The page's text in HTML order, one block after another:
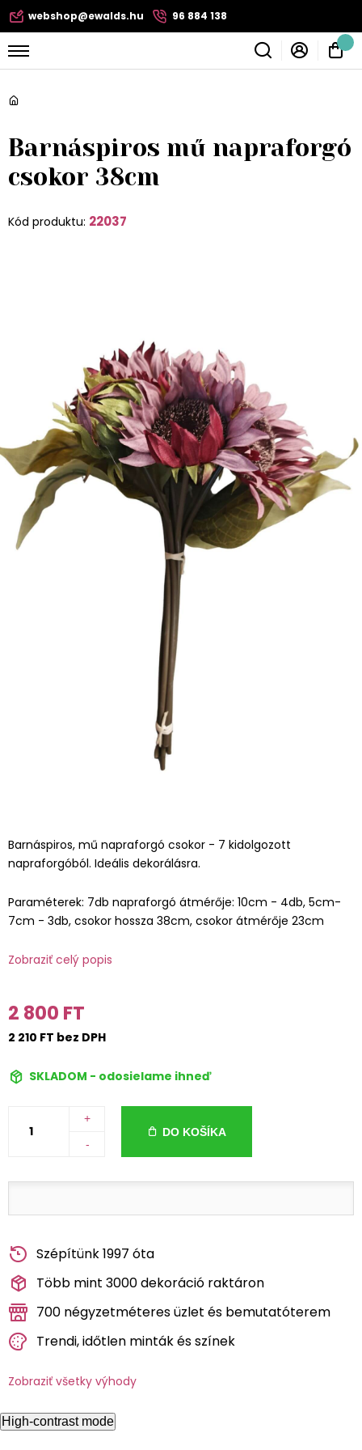
webshop@ewalds.hu 96 884 138
Barnáspiros mű napraforgó
csokor 38cm
Kód produktu: 22037
Barnáspiros, mű napraforgó csokor - 7 kidolgozott
napraforgóból. Ideális dekorálásra.
Paraméterek: 7db napraforgó átmérője: 10cm - 4db, 5cm-
7cm - 3db, csokor hossza 38cm, csokor átmérője 23cm
Zobraziť celý popis
2 800 FT
2 210 FT bez DPH
SKLADOM - odosielame ihneď
+
-
DO KOŠÍKA
Szépítünk 1997 óta
Több mint 3000 dekoráció raktáron
700 négyzetméteres üzlet és bemutatóterem
Trendi, időtlen minták és színek
Zobraziť všetky výhody
High-contrast mode